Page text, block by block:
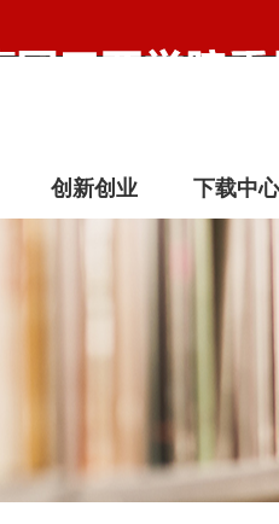
创新创业 下载中心